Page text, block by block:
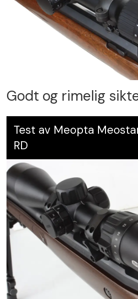
Godt og rimelig
Test av Meopta
RD